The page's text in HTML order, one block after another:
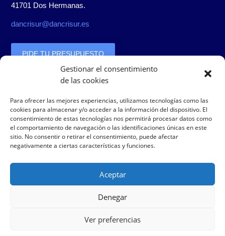
Gestionar el consentimiento
de las cookies
Para ofrecer las mejores experiencias, utilizamos tecnologías como las
cookies para almacenar y/o acceder a la información del dispositivo. El
consentimiento de estas tecnologías nos permitirá procesar datos como
el comportamiento de navegación o las identificaciones únicas en este
sitio. No consentir o retirar el consentimiento, puede afectar
negativamente a ciertas características y funciones.
Aceptar
Denegar
Ver preferencias
41701 Dos Hermanas.
dancrisur@dancrisur.es
PIDE TU PRESUPUESTO
Bolsa de trabajo
Envíanos tus datos junto con una fotografía
a:personal@dancrisur.es
Copyright © 2013-2021Dancrisur.All rights reserved – Diseño y